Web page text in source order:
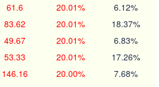
61.6 20.01% 6.12%
83.62 20.01% 18.37%
49.67 20.01% 6.83%
53.33 20.01% 17.26%
146.16 20.00% 7.68%